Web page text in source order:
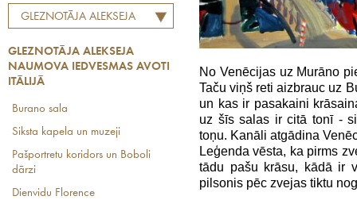
GLEZNOTĀJA ALEKSEJA
AVOTI ITĀLIJĀ
GLEZNOTĀJA ALEKSEJA
NAUMOVA IEDVESMAS AVOTI
ITĀLIJĀ
Burano sala
Siksta kapela un muzeji
Pašportretu koridors un Boboli
dārzi
Dienvidu Florence
No Venēcijas uz Murāno
Taču viņš reti aizbrauc uz
un kas ir pasakaini
uz šīs salas ir citā tonī -
toņu. Kanāli atgādina
Leģenda vēsta, ka pirms
tādu pašu krāsu, kādā ir
pilsonis pēc zvejas tiktu